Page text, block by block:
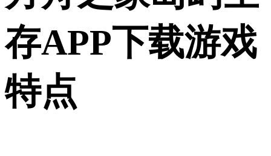
存APP下载游戏
特点